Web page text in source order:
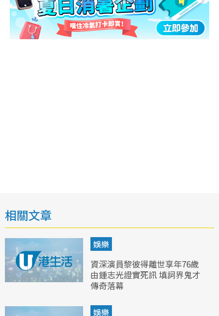
相關文章
娛樂
資深演員黎彼得離世享年76歲
由鍾志光證實死訊 填詞界鬼才
傳奇落幕
娛樂